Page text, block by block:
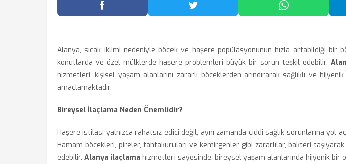
Facebook'ta Paylaş Twitter'da Paylaş WhatsApp'ta
Alanya, sıcak iklimi nedeniyle böcek ve haşere popülasyonunun hızla artabildiği bir
konutlarda ve özel mülklerde haşere problemleri büyük bir sorun teşkil edebilir.
hizmetleri, kişisel yaşam alanlarını zararlı böceklerden arındırarak sağlıklı ve
amaçlamaktadır.
Bireysel İlaçlama Neden Önemlidir?
Haşere istilası yalnızca rahatsız edici değil, aynı zamanda ciddi sağlık sorunlarına yol
Hamam böcekleri, pireler, tahtakuruları ve kemirgenler gibi zararlılar, bakteri
edebilir. Alanya ilaçlama hizmetleri sayesinde, bireysel yaşam alanlarında hijyenik bir